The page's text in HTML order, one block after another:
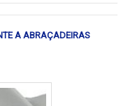
atingirá
de
seus
estrutura
A ABRAÇADEIRAS